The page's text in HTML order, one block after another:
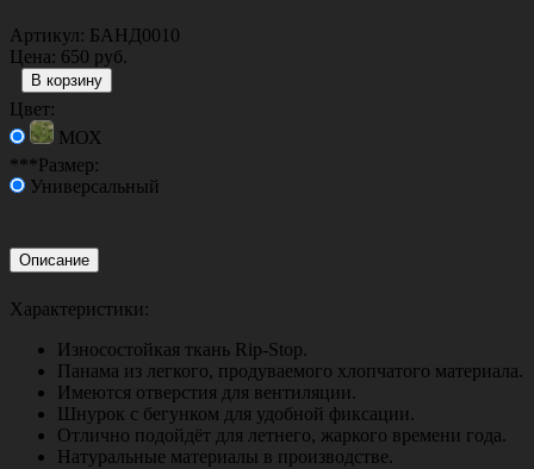
Артикул: БАНД0010
Цена: 650 руб.
Цвет:
МОХ
***Размер:
Универсальный
Описание
Характеристики:
Износостойкая ткань Rip-Stop.
Панама из легкого, продуваемого хлопчатого материала.
Имеются отверстия для вентиляции.
Шнурок с бегунком для удобной фиксации.
Отлично подойдёт для летнего, жаркого времени года.
Натуральные материалы в производстве.